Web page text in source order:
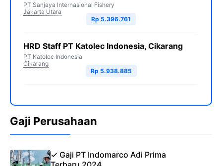
PT Sanjaya Internasional Fishery
Jakarta Utara
Rp 5.396.761
HRD Staff PT Katolec Indonesia, Cikarang
PT Katolec Indonesia
Cikarang
Rp 5.938.885
Gaji Perusahaan
✓ Gaji PT Indomarco Adi Prima